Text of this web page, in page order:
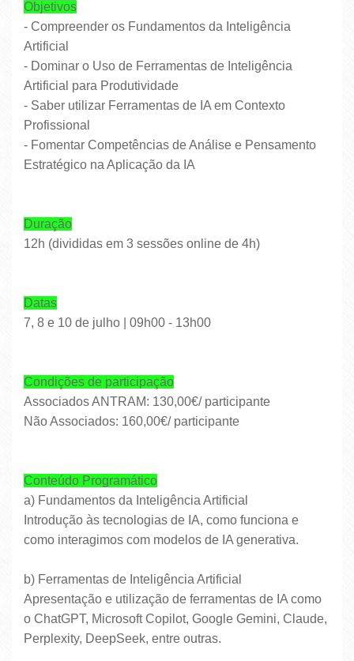
Objetivos
- Compreender os Fundamentos da Inteligência
Artificial
- Dominar o Uso de Ferramentas de Inteligência
Artificial para Produtividade
- Saber utilizar Ferramentas de IA em Contexto
Profissional
- Fomentar Competências de Análise e Pensamento
Estratégico na Aplicação da IA
Duração
12h (divididas em 3 sessões online de 4h)
Datas
7, 8 e 10 de julho | 09h00 - 13h00
Condições de participação
Associados ANTRAM: 130,00€/ participante
Não Associados: 160,00€/ participante
Conteúdo Programático
a) Fundamentos da Inteligência Artificial
Introdução às tecnologias de IA, como funciona e
como interagimos com modelos de IA generativa.
b) Ferramentas de Inteligência Artificial
Apresentação e utilização de ferramentas de IA como
o ChatGPT, Microsoft Copilot, Google Gemini, Claude,
Perplexity, DeepSeek, entre outras.